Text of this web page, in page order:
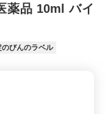
薬品 10ml バイ
のびんのラベル